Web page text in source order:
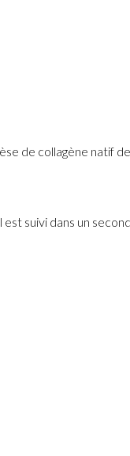
de collagène natif
suivi dans un